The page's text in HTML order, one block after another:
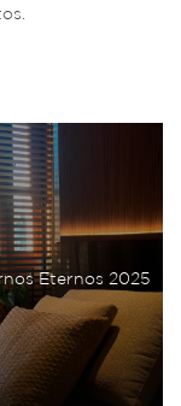
Eternos 2025